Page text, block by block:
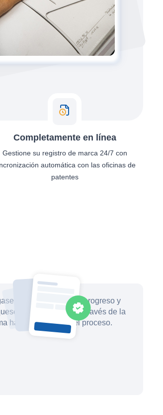
Completamente en línea
Gestione su registro de marca 24/7 con
automática con las oficinas de
patentes
informado sobre el progreso y
con su abogado a través de la
hasta que finalice el proceso.